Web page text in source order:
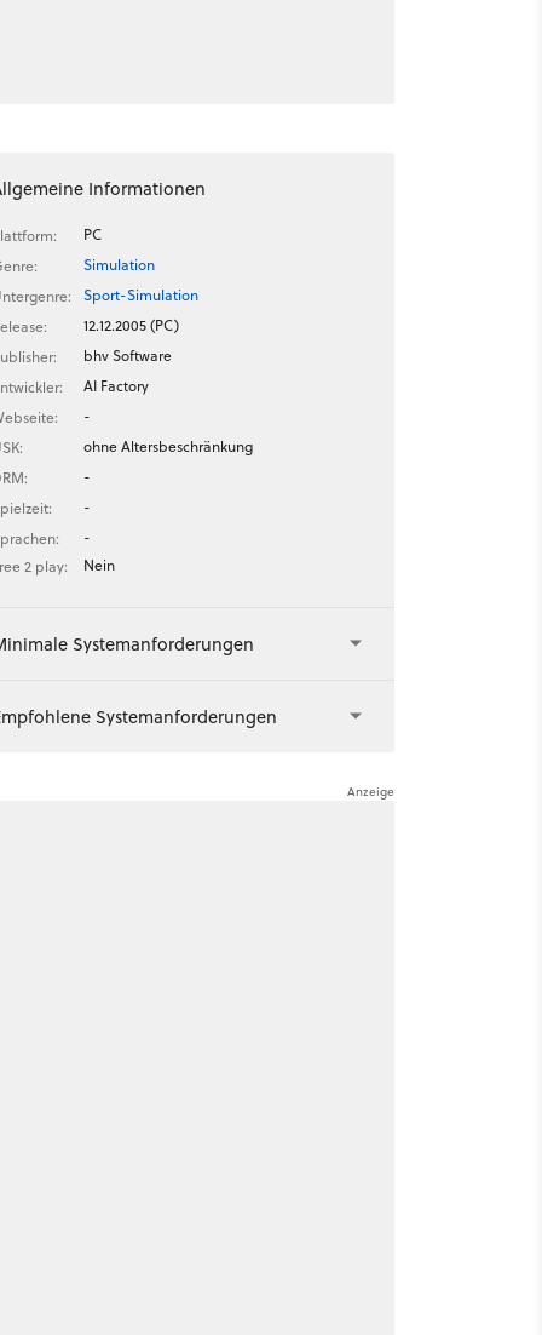
Informationen
PC
Simulation
Sport-Simulation
12.12.2005 (PC)
bhv Software
AI Factory
-
ohne Altersbeschränkung
-
-
-
2 play:
Nein
Systemanforderungen
Systemanforderungen